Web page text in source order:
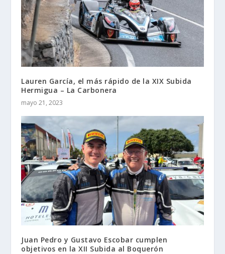
Lauren García, el más rápido de la XIX Subida
Hermigua – La Carbonera
mayo 21, 2023
Juan Pedro y Gustavo Escobar cumplen
objetivos en la XII Subida al Boquerón